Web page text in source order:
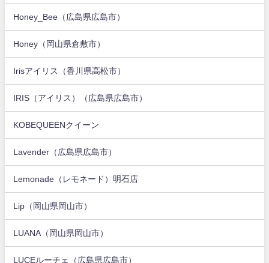
Honey_Bee（広島県広島市）
Honey（岡山県倉敷市）
Irisアイリス（香川県高松市）
IRIS（アイリス）（広島県広島市）
KOBEQUEENクイーン
Lavender（広島県広島市）
Lemonade（レモネード）明石店
Lip（岡山県岡山市）
LUANA（岡山県岡山市）
LUCEルーチェ（広島県広島市）